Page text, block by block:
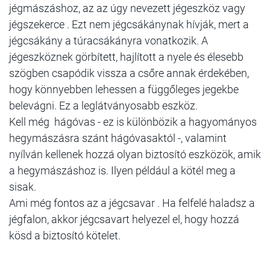
jégmászáshoz, az az úgy nevezett jégeszköz vagy
jégszekerce . Ezt nem jégcsákánynak hívják, mert a
jégcsákány a túracsákányra vonatkozik. A
jégeszköznek görbített, hajlított a nyele és élesebb
szögben csapódik vissza a csőre annak érdekében,
hogy könnyebben lehessen a függőleges jegekbe
belevágni. Ez a leglátványosabb eszköz.
Kell még hágóvas - ez is különbözik a hagyományos
hegymászásra szánt hágóvasaktól -, valamint
nyílván kellenek hozzá olyan biztosító eszközök, amik
a hegymászáshoz is. Ilyen például a kötél meg a
sisak.
Ami még fontos az a jégcsavar . Ha felfelé haladsz a
jégfalon, akkor jégcsavart helyezel el, hogy hozzá
kösd a biztosító kötelet.